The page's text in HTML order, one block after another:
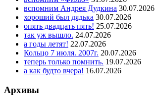
вспомним Андрея Дудкина 30.07.2026
хороший был дядька 30.07.2026
опять двадцать пять! 25.07.2026
так уж вышло. 24.07.2026
а годы летят! 22.07.2026
Кольцо 7 июля. 2007г. 20.07.2026
теперь только помнить. 19.07.2026
а как будто вчера! 16.07.2026
Архивы